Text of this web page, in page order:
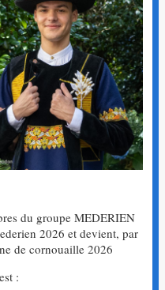
du groupe MEDERIEN
2026 et devient, par
de cornouaille 2026
: